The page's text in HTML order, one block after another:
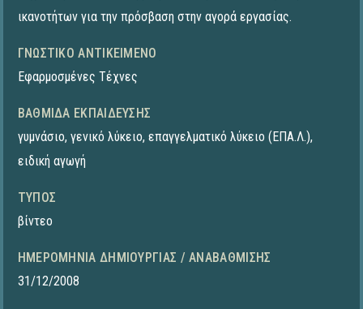
ικανοτήτων για την πρόσβαση στην αγορά εργασίας.
ΓΝΩΣΤΙΚΌ ΑΝΤΙΚΕΊΜΕΝΟ
Εφαρμοσμένες Τέχνες
ΒΑΘΜΊΔΑ ΕΚΠΑΊΔΕΥΣΗΣ
γυμνάσιο, γενικό λύκειο, επαγγελματικό λύκειο (ΕΠΑ.Λ.),
ειδική αγωγή
ΤΎΠΟΣ
βίντεο
ΗΜΕΡΟΜΗΝΊΑ ΔΗΜΙΟΥΡΓΊΑΣ / ΑΝΑΒΆΘΜΙΣΗΣ
31/12/2008